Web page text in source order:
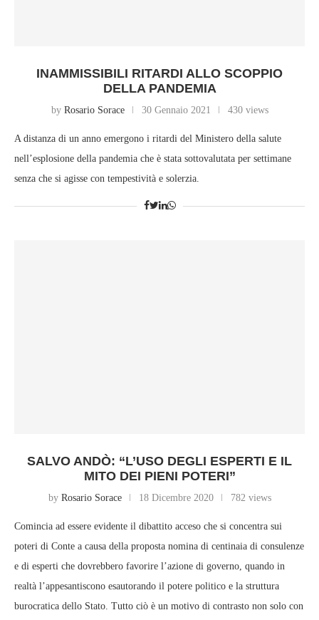
INAMMISSIBILI RITARDI ALLO SCOPPIO
DELLA PANDEMIA
by Rosario Sorace 30 Gennaio 2021 430 views
A distanza di un anno emergono i ritardi del Ministero della salute
nell’esplosione della pandemia che è stata sottovalutata per settimane
senza che si agisse con tempestività e solerzia.
SALVO ANDÒ: “L’USO DEGLI ESPERTI E IL
MITO DEI PIENI POTERI”
by Rosario Sorace 18 Dicembre 2020 782 views
Comincia ad essere evidente il dibattito acceso che si concentra sui
poteri di Conte a causa della proposta nomina di centinaia di consulenze
e di esperti che dovrebbero favorire l’azione di governo, quando in
realtà l’appesantiscono esautorando il potere politico e la struttura
burocratica dello Stato. Tutto ciò è un motivo di contrasto non solo con